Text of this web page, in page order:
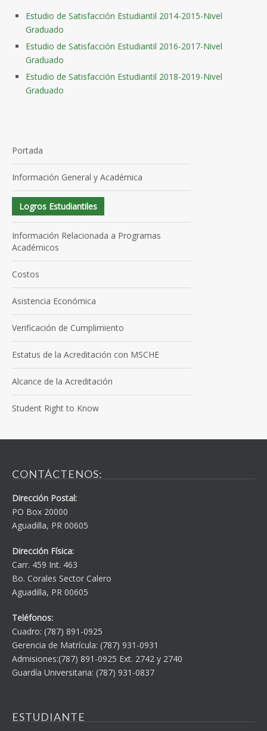
Estudio de Satisfacción Estudiantil 2014-2015-Nivel
Graduado
Estudio de Satisfacción Estudiantil 2016-2017-Nivel
Graduado
Estudio de Satisfacción Estudiantil 2018-2019-Nivel
Graduado
Portada
Información General y Académica
Logros Estudiantiles
Información Relacionada a Programas
Académicos
Costos
Asistencia Económica
Verificación de Cumplimiento
Estatus de la Acreditación con MSCHE
Alcance de la Acreditación
Student Right to Know
CONTÁCTENOS:
Dirección Postal:
PO Box 20000
Aguadilla, PR 00605
Dirección Física:
Carr. 459 Int. 463
Bo. Corales Sector Calero
Aguadilla, PR 00605
Teléfonos:
Cuadro: (787) 891-0925
Gerencia de Matrícula: (787) 931-0931
Admisiones:(787) 891-0925 Ext. 2742 y 2740
Guardía Universitaria: (787) 931-0837
ESTUDIANTE